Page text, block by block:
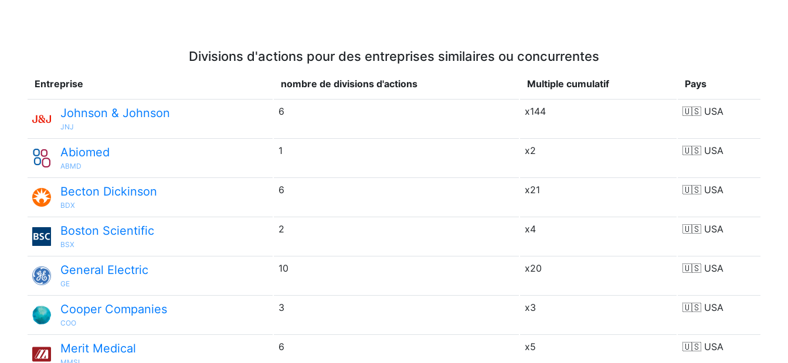
Divisions d'actions pour des entreprises similaires ou concurrentes
Entreprise nombre de divisions d'actions Multiple cumulatif Pays
Johnson & Johnson
JNJ
6 x144 🇺🇸 USA
Abiomed
ABMD
1 x2 🇺🇸 USA
Becton Dickinson
BDX
6 x21 🇺🇸 USA
Boston Scientific
BSX
2 x4 🇺🇸 USA
General Electric
GE
10 x20 🇺🇸 USA
Cooper Companies
COO
3 x3 🇺🇸 USA
Merit Medical 6 x5 🇺🇸 USA